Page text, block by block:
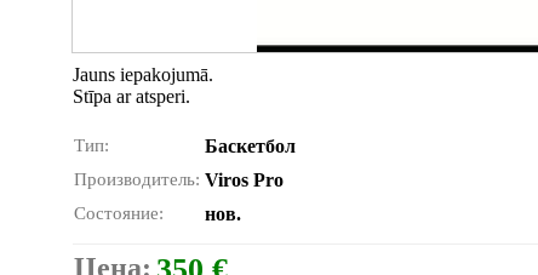
Jauns iepakojumā.
Stīpa ar atsperi.
Тип: Баскетбол
Производитель: Viros Pro
Состояние: нов.
Цена: